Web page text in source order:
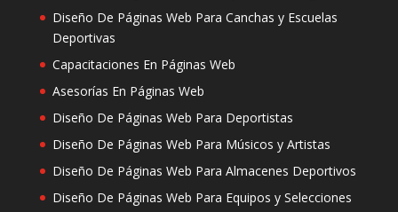
Diseño De Páginas Web Para Canchas y Escuelas
Deportivas
Capacitaciones En Páginas Web
Asesorías En Páginas Web
Diseño De Páginas Web Para Deportistas
Diseño De Páginas Web Para Músicos y Artistas
Diseño De Páginas Web Para Almacenes Deportivos
Diseño De Páginas Web Para Equipos y Selecciones